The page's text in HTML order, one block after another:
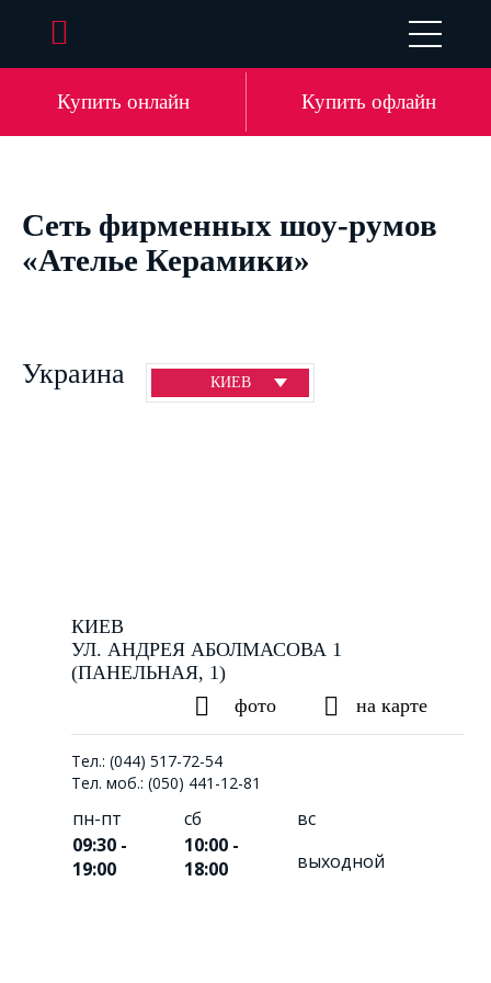
DE LV
Купить онлайн Купить офлайн
Сеть фирменных шоу-румов
«Ателье Керамики»
Украина КИЕВ
КИЕВ
УЛ. АНДРЕЯ АБОЛМАСОВА 1
(ПАНЕЛЬНАЯ, 1)
фото
на карте
Тел.: (044) 517-72-54
Тел. моб.: (050) 441-12-81
пн-пт сб
вс
09:30 -
19:00
10:00 -
18:00
выходной